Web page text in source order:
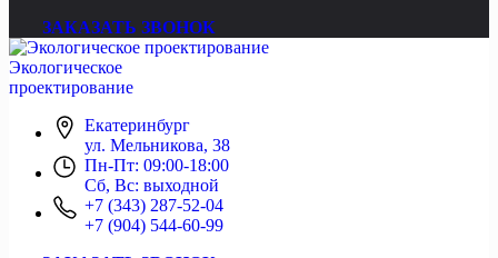
ЗАКАЗАТЬ ЗВОНОК
Экологическое
проектирование
Екатеринбург
ул. Мельникова, 38
Пн-Пт: 09:00-18:00
Сб, Вс: выходной
+7 (343) 287-52-04
+7 (904) 544-60-99